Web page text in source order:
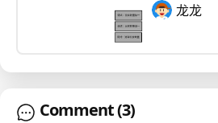
龙龙
Comment(3)